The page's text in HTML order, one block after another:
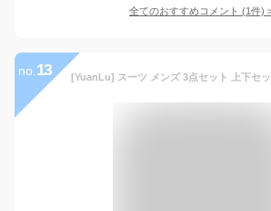
全てのおすすめコメント (1件)
no. 13